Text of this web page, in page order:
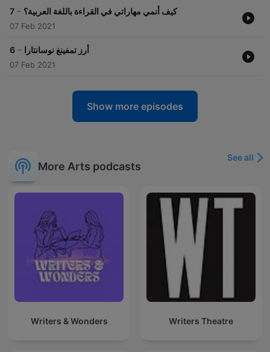
7 - كيف أنمي مهاراتي في القراءة باللغة العربية؟
07 Feb 2021
6 - أرز تمفينغ نوسانتارا
07 Feb 2021
Show more episodes
More Arts podcasts
See all
Writers & Wonders Writers Theatre